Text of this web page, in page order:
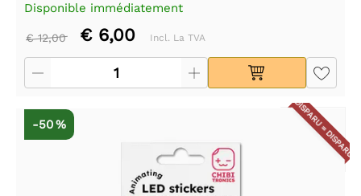
Disponible immédiatement
€ 12,00 € 6,00 Incl. La TVA
DISPARU = DISPARU
-50 %